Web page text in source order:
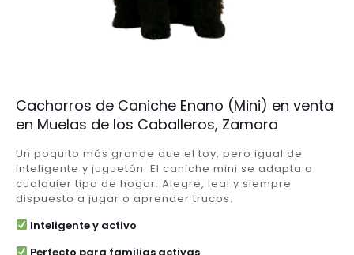
Cachorros de Caniche Enano (Mini) en venta
en Muelas de los Caballeros, Zamora
Un poquito más grande que el toy, pero igual de
inteligente y juguetón. El caniche mini se adapta a
cualquier tipo de hogar. Alegre, leal y siempre
dispuesto a jugar o aprender trucos.
Inteligente y activo
Perfecto para familias activas